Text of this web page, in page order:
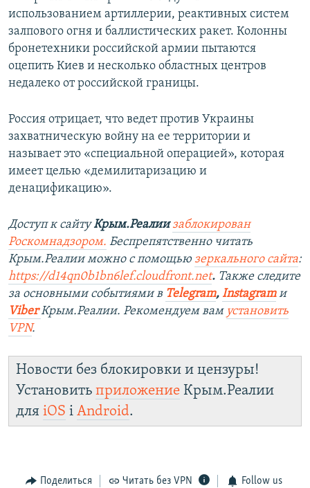
использованием артиллерии, реактивных систем
залпового огня и баллистических ракет. Колонны
бронетехники российской армии пытаются
оцепить Киев и несколько областных центров
недалеко от российской границы.
Россия отрицает, что ведет против Украины
захватническую войну на ее территории и
называет это «специальной операцией», которая
имеет целью «демилитаризацию и
денацификацию».
Доступ к сайтуКрым.Реалии заблокирован
Роскомнадзором. Беспрепятственно читать
Крым.Реалии можно с помощью зеркального сайта:
https://d14qn0b1bn6lef.cloudfront.net. Также следите
за основными событиями в Telegram, Instagramи
ViberКрым.Реалии. Рекомендуем вам установить
VPN.
Новости без блокировки и цензуры!
Установить приложение Крым.Реалии
для iOS і Android.
Поделиться Читать без VPN Follow us